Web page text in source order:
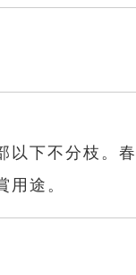
以下不分枝。
途。